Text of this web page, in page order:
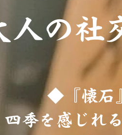
人の
◆『懐石
四季を感じれ